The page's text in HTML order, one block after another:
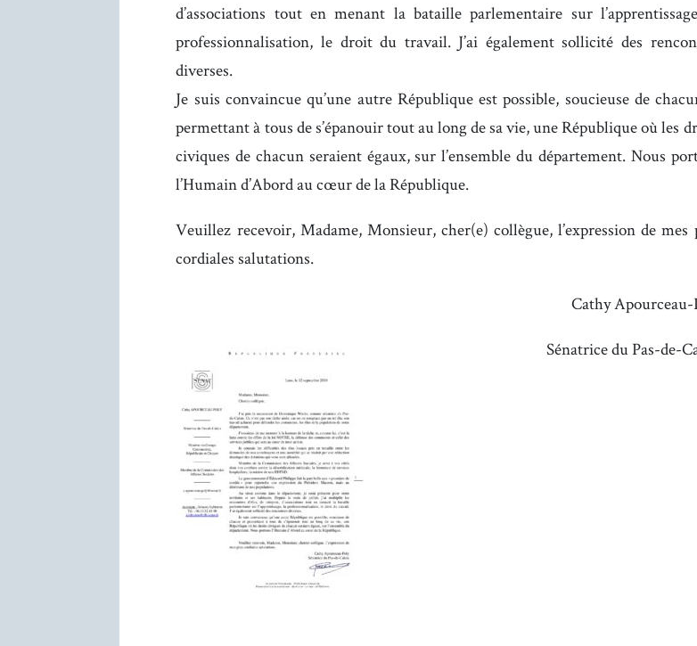
d’associations tout en menant la bataille parlementaire sur
professionnalisation, le droit du travail. J’ai également sollicité des
diverses.
Je suis convaincue qu’une autre République est possible, soucieuse de
permettant à tous de s’épanouir tout au long de sa vie, une République où les
civiques de chacun seraient égaux, sur l’ensemble du département. Nous
l’Humain d’Abord au cœur de la République.
Veuillez recevoir, Madame, Monsieur, cher(e) collègue, l’expression de mes
cordiales salutations.
Cathy Apourceau-
Sénatrice du Pas-de-